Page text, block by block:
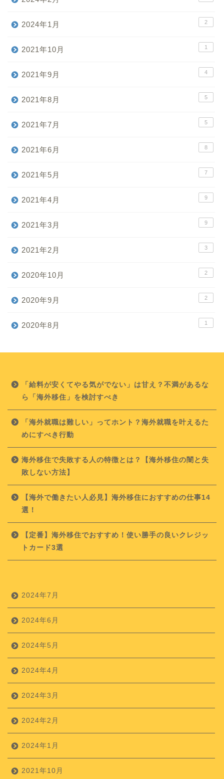
2024年1月 2
2021年10月 1
2021年9月 4
2021年8月 5
2021年7月 5
2021年6月 8
2021年5月 7
2021年4月 9
2021年3月 9
2021年2月 3
2020年10月 2
2020年9月 2
2020年8月 1
「給料が安くてやる気がでない」は甘え？不満があるな
ら「海外移住」を検討すべき
「海外就職は難しい」ってホント？海外就職を叶えるた
めにすべき行動
海外移住で失敗する人の特徴とは？【海外移住の闇と失
敗しない方法】
【海外で働きたい人必見】海外移住におすすめの仕事14
選！
【定番】海外移住でおすすめ！使い勝手の良いクレジッ
トカード3選
2024年7月
2024年6月
2024年5月
2024年4月
2024年3月
2024年2月
2024年1月
2021年10月